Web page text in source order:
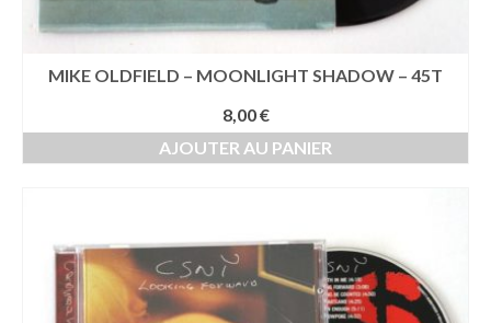
MIKE OLDFIELD – MOONLIGHT SHADOW – 45T
8,00€
AJOUTER AU PANIER